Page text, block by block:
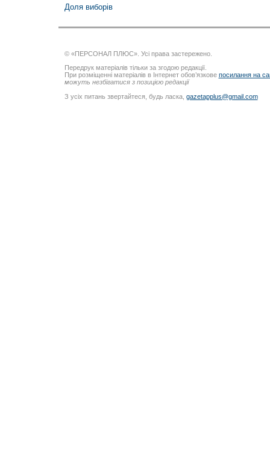
Доля виборів
© «ПЕРСОНАЛ ПЛЮС». Усі права застережено.
Передрук матеріалів тільки за згодою редакції.
При розміщенні матеріалів в Інтернет обов’язкове посилання на
можуть незбігатися з позицією редакції
З усіх питань звертайтеся, будь ласка, gazetapplus@gmail.com